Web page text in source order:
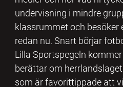
undervisning i mindre
klassrummet och besöker
redan nu. Snart börjar
Lilla Sportspegeln
berättar om
som är favorittippade att